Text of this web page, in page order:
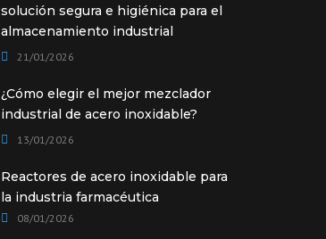
solución segura e higiénica para el
almacenamiento industrial
21/01/2026
¿Cómo elegir el mejor mezclador
industrial de acero inoxidable?
13/01/2026
Reactores de acero inoxidable para
la industria farmacéutica
08/01/2026